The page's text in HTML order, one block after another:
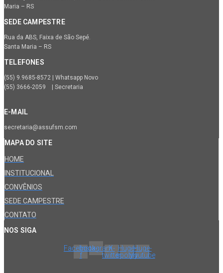
Maria – RS
SEDE CAMPESTRE
Rua da ABS, Faixa de São Sepé.
Santa Maria – RS
TELEFONES
(55) 9.9685-8572 | Whatsapp Novo
(55) 3666-2059 | Secretaria
E-MAIL
secretaria@assufsm.com
MAPA DO SITE
HOME
INSTITUCIONAL
CONVÊNIOS
SEDE CAMPESTRE
CONTATO
NOS SIGA
Facebook-
f
InstagramX-
twitter
Huge-
spotify
Huge-
youtube